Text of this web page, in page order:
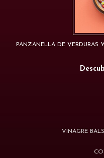
PANZANELLA DE VERDURAS
VINAGRE